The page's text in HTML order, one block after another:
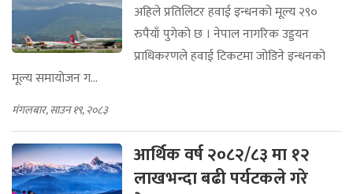
अहिले प्रतिलिटर हवाई इन्धनको मूल्य २९०
रुपैयाँ पुगेको छ । नेपाल नागरिक उड्डयन
प्राधिकरणले हवाई टिकटमा जोडिने इन्धनको
मूल्य समायोजन ग...
मंगलबार, साउन १९, २०८३
आर्थिक वर्ष २०८२/८३ मा १२
लाखभन्दा बढी पर्यटकले गरे